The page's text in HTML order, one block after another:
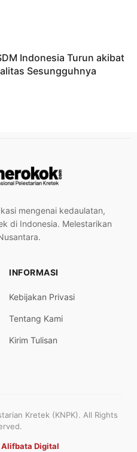
Indonesia Turun akibat
Sesungguhnya
mengenai kedaulatan,
di Indonesia. Melestarikan
INFORMASI
Kebijakan Privasi
Tentang Kami
Kirim Tulisan
Kretek (KNPK). All Rights
Alifbata Digital